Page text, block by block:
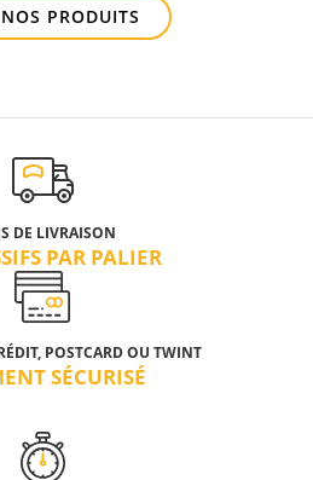
PRODUITS
DE LIVRAISON
PAR PALIER
POSTCARD OU TWINT
SÉCURISÉ